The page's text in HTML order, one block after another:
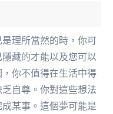
理所當然的時，你可
藏的才能以及您可以
你不值得在生活中得
自尊。你對這些想法
某事。這個夢可能是